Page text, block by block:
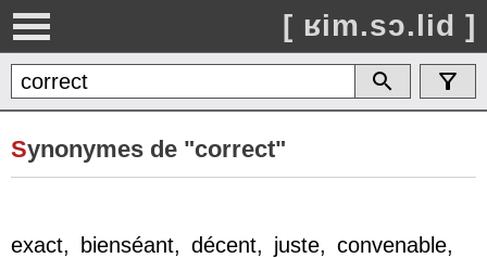
[ ʁim.sɔ.lid ]
Synonymes de "correct"
exact, bienséant, décent, juste, convenable,